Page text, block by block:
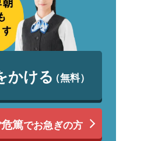
かける（無料）
篤でお急ぎの方